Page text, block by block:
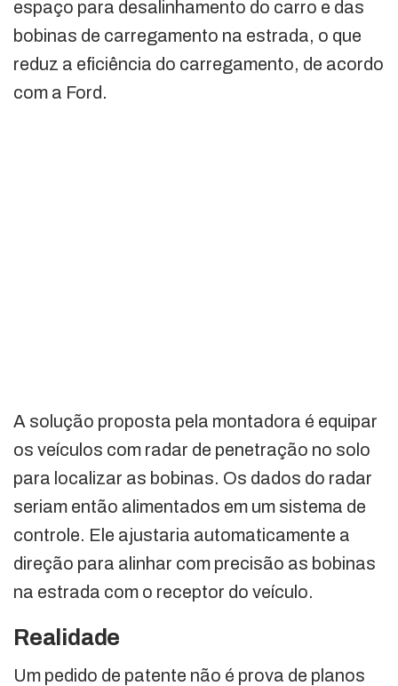
espaço para desalinhamento do carro e das
bobinas de carregamento na estrada, o que
reduz a eficiência do carregamento, de acordo
com a Ford.
A solução proposta pela montadora é equipar
os veículos com radar de penetração no solo
para localizar as bobinas. Os dados do radar
seriam então alimentados em um sistema de
controle. Ele ajustaria automaticamente a
direção para alinhar com precisão as bobinas
na estrada com o receptor do veículo.
Realidade
Um pedido de patente não é prova de planos